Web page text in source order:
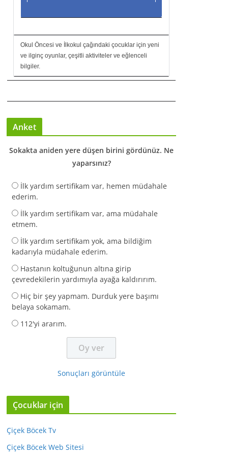
Okul Öncesi ve İlkokul çağındaki çocuklar için yeni
ve ilginç oyunlar, çeşitli aktiviteler ve eğlenceli
bilgiler.
Anket
Sokakta aniden yere düşen birini gördünüz. Ne
yaparsınız?
İlk yardım sertifikam var, hemen müdahale
ederim.
İlk yardım sertifikam var, ama müdahale
etmem.
İlk yardım sertifikam yok, ama bildiğim
kadarıyla müdahale ederim.
Hastanın koltuğunun altına girip
çevredekilerin yardımıyla ayağa kaldırırım.
Hiç bir şey yapmam. Durduk yere başımı
belaya sokamam.
112'yi ararım.
Sonuçları görüntüle
Çocuklar için
Çiçek Böcek Tv
Çiçek Böcek Web Sitesi